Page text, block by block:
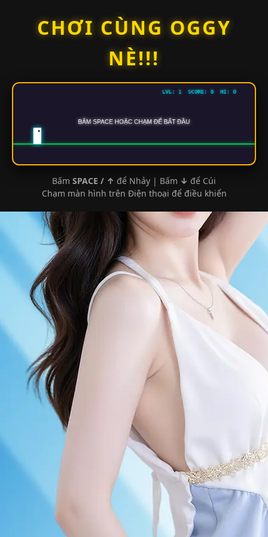
CHƠI CÙNG OGGY
NÈ!!!
Bấm SPACE / ↑ để Nhảy | Bấm ↓ để Cúi
Chạm màn hình trên Điện thoại để điều khiển